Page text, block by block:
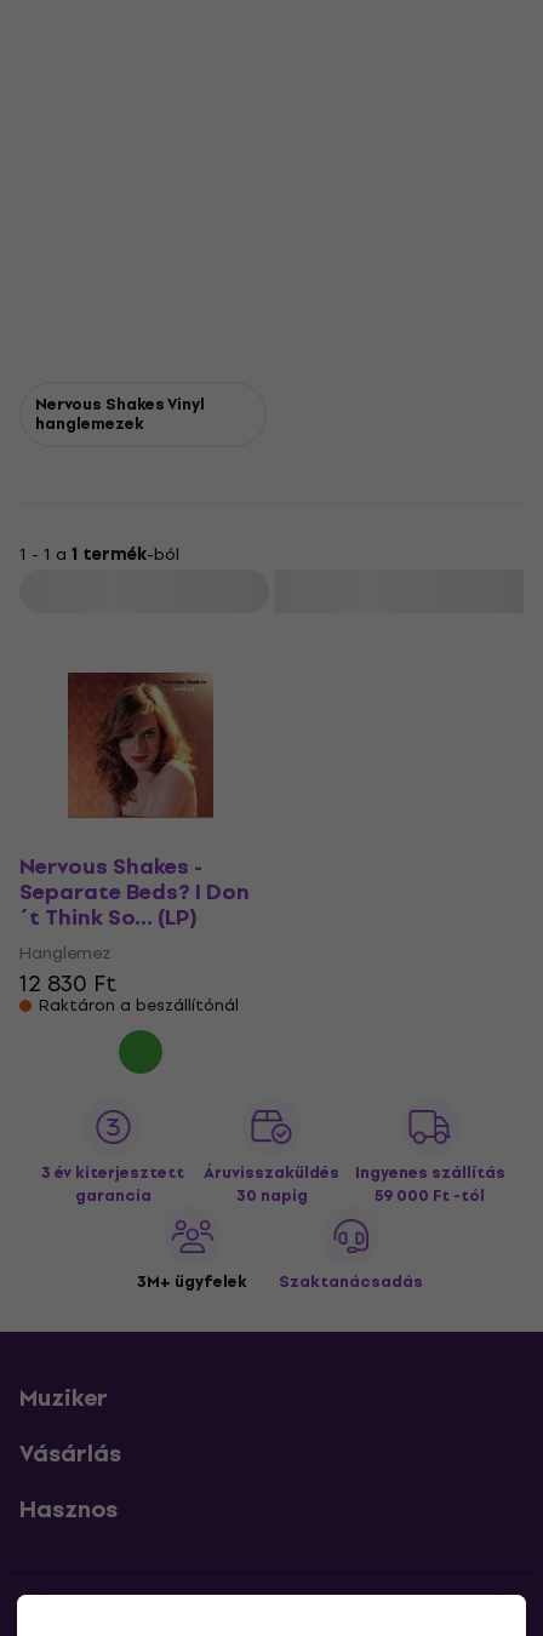
Nervous Shakes Vinyl
hanglemezek
1 - 1 a 1 termék-ból
Nervous Shakes -
Separate Beds? I Don
´t Think So... (LP)
Hanglemez
12 830 Ft
Raktáron a beszállítónál
3 év kiterjesztett
garancia
Áruvisszaküldés
30 napig
Ingyenes szállítás
59 000 Ft -tól
3M+ ügyfelek Szaktanácsadás
Muziker
Vásárlás
Hasznos